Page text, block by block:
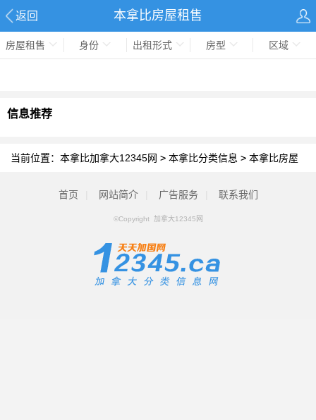
返回 本拿比房屋租售
房屋租售 身份 出租形式 房型 区域
信息推荐
当前位置： 本拿比加拿大12345网 > 本拿比分类信息 > 本拿比房屋
首页 网站简介 广告服务 联系我们
©Copyright 加拿大12345网